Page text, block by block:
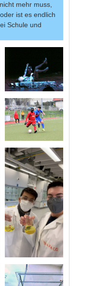
mehr muss,
ist es endlich
Schule und